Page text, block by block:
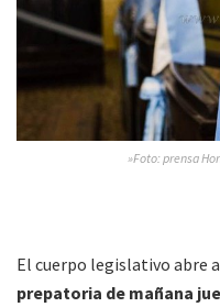
»Foto: prensa
El cuerpo legislativo abre
prepatoria de mañana